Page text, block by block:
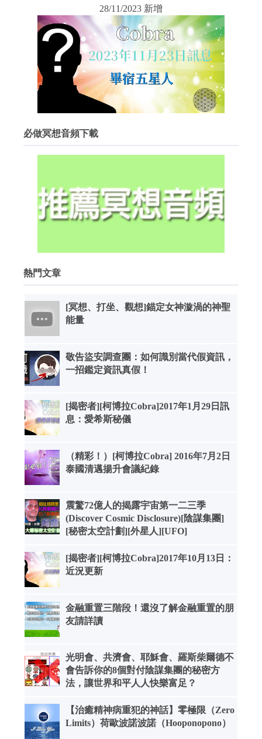
28/11/2023 新增
必做冥想音頻下載
熱門文章
[冥想、打坐、觀想]錨定女神漩渦的神聖
能量
敬告盜安調查團：如何識別當代假資訊，
一招鑑定資訊真假！
[揭密者][柯博拉Cobra]2017年1月29日訊
息：愛希斯秘儀
（精彩！）[柯博拉Cobra] 2016年7月2日
泰國清邁揚升會議紀錄
震驚72億人的揭露宇宙第一二三季
(Discover Cosmic Disclosure)[陰謀集團]
[秘密太空計劃][外星人][UFO]
[揭密者][柯博拉Cobra]2017年10月13日：
近況更新
金融重置三階段！還沒了解金融重置的朋
友請詳讀
光明會、共濟會、耶穌會、羅斯柴爾德不
會告訴你的8個對付陰謀集團的秘密方
法，讓世界和平人人快樂富足？
【治癒精神病重犯的神話】零極限（Zero
Limits）荷歐波諾波諾（Hooponopono）